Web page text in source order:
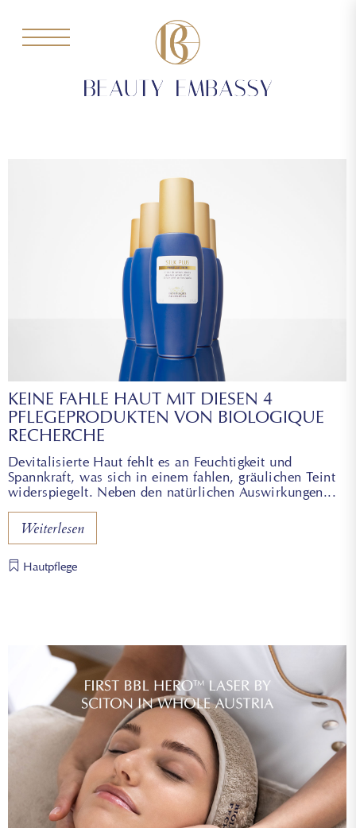
KEINE FAHLE HAUT MIT DIESEN 4
PFLEGEPRODUKTEN VON BIOLOGIQUE
RECHERCHE
Devitalisierte Haut fehlt es an Feuchtigkeit und
Spannkraft, was sich in einem fahlen, gräulichen Teint
widerspiegelt. Neben den natürlichen Auswirkungen
Weiterlesen
Hautpflege